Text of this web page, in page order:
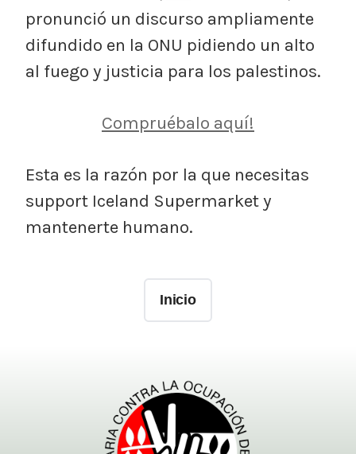
pronunció un discurso ampliamente
difundido en la ONU pidiendo un alto
al fuego y justicia para los palestinos.
Compruébalo aquí!
Esta es la razón por la que necesitas
support Iceland Supermarket y
mantenerte humano.
Inicio